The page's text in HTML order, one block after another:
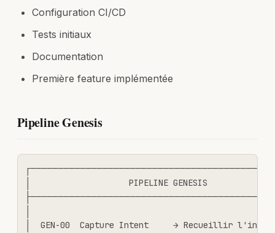
Configuration CI/CD
Tests initiaux
Documentation
Première feature implémentée
Pipeline Genesis
│                    PIPELINE GENESIS
│  GEN-00  Capture Intent     → Recueillir